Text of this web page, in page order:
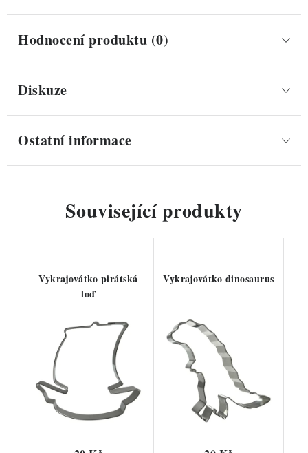
Hodnocení produktu (0)
Diskuze
Ostatní informace
Související produkty
Vykrajovátko pirátská
loď
Vykrajovátko dinosaurus